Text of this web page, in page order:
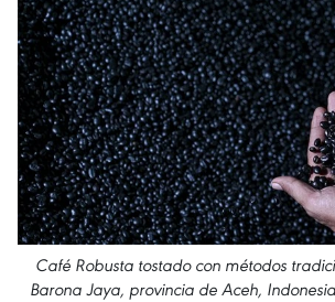
Café Robusta tostado con métodos
Barona Jaya, provincia de Aceh,